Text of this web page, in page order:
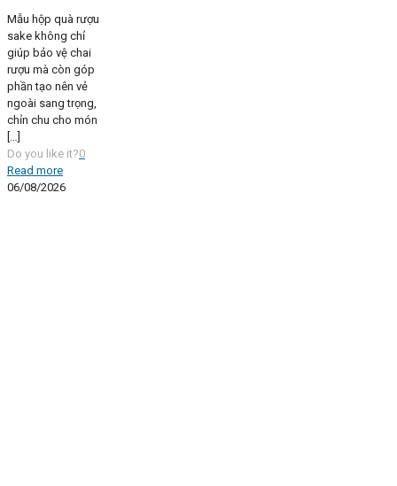
Mẫu hộp quà rượu
sake không chỉ
giúp bảo vệ chai
rượu mà còn góp
phần tạo nên vẻ
ngoài sang trọng,
chỉn chu cho món
[…]
Do you like it?0
Read more
06/08/2026